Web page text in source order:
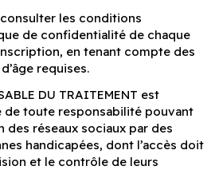
les conditions
de confidentialité de chaque
en tenant compte des
requises.
DU TRAITEMENT est
de toute responsabilité pouvant
des réseaux sociaux par des
handicapées, dont l’accès doit
et le contrôle de leurs